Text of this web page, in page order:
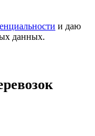
и даю
данных.